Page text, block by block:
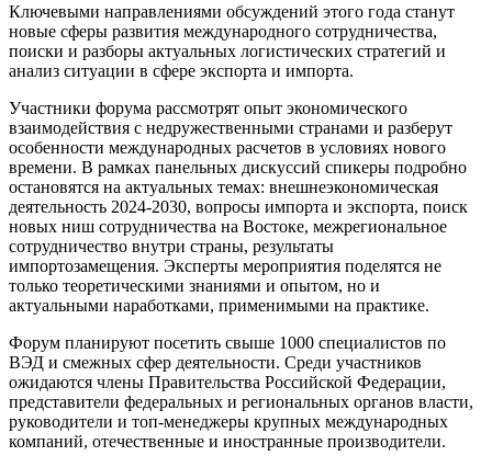
Ключевыми направлениями обсуждений этого года станут
новые сферы развития международного сотрудничества,
поиски и разборы актуальных логистических стратегий и
анализ ситуации в сфере экспорта и импорта.
Участники форума рассмотрят опыт экономического
взаимодействия с недружественными странами и разберут
особенности международных расчетов в условиях нового
времени. В рамках панельных дискуссий спикеры подробно
остановятся на актуальных темах: внешнеэкономическая
деятельность 2024-2030, вопросы импорта и экспорта, поиск
новых ниш сотрудничества на Востоке, межрегиональное
сотрудничество внутри страны, результаты
импортозамещения. Эксперты мероприятия поделятся не
только теоретическими знаниями и опытом, но и
актуальными наработками, применимыми на практике.
Форум планируют посетить свыше 1000 специалистов по
ВЭД и смежных сфер деятельности. Среди участников
ожидаются члены Правительства Российской Федерации,
представители федеральных и региональных органов власти,
руководители и топ-менеджеры крупных международных
компаний, отечественные и иностранные производители.